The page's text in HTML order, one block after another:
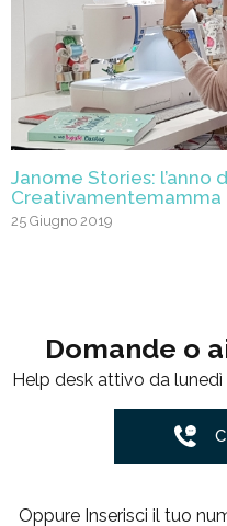
Janome Stories: l’anno
Creativamentemamma
25 Giugno 2019
Domande o
Help desk attivo da
Oppure Inserisci il tuo